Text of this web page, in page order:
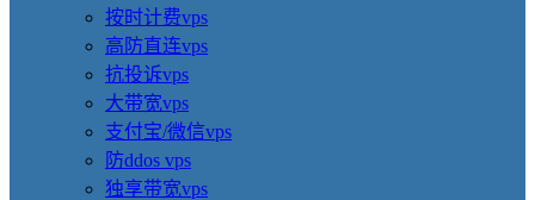
按时计费vps
高防直连vps
抗投诉vps
大带宽vps
支付宝/微信vps
防ddos vps
独享带宽vps